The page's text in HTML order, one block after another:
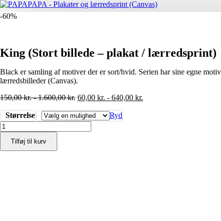
-60%
King (Stort billede – plakat / lærredsprint)
Black er samling af motiver der er sort/hvid. Serien har sine egne
lærredsbilleder (Canvas).
150,00kr.-1.600,00kr. 60,00 kr. - 640,00 kr.
Størrelse
Ryd
King
(Stort
billede
-
Tilføj til kurv